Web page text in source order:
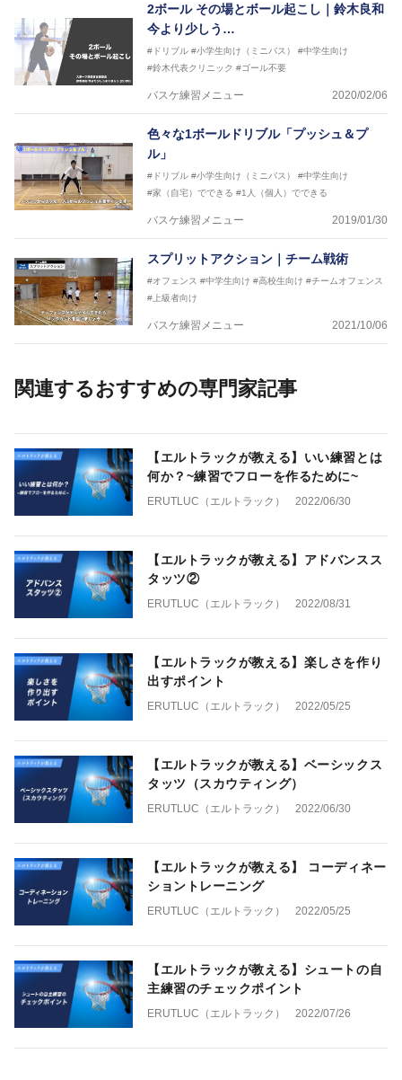
2ボール その場とボール起こし｜鈴木良和
今より少しう…
#ドリブル #小学生向け（ミニバス）
#中学生向け
#鈴木代表クリニック #ゴール不要
バスケ練習メニュー 2020/02/06
色々な1ボールドリブル「プッシュ＆プ
ル」
#ドリブル #小学生向け（ミニバス）
#中学生向け
#家（自宅）でできる #1人（個人）でできる
バスケ練習メニュー 2019/01/30
スプリットアクション｜チーム戦術
#オフェンス #中学生向け #高校生向け #チームオフェンス
#上級者向け
バスケ練習メニュー 2021/10/06
関連するおすすめの専門家記事
【エルトラックが教える】いい練習とは
何か？~練習でフローを作るために~
ERUTLUC（エルトラック） 2022/06/30
【エルトラックが教える】アドバンスス
タッツ②
ERUTLUC（エルトラック） 2022/08/31
【エルトラックが教える】楽しさを作り
出すポイント
ERUTLUC（エルトラック） 2022/05/25
【エルトラックが教える】ベーシックス
タッツ（スカウティング）
ERUTLUC（エルトラック） 2022/06/30
【エルトラックが教える】 コーディネー
ショントレーニング
ERUTLUC（エルトラック） 2022/05/25
【エルトラックが教える】シュートの自
主練習のチェックポイント
ERUTLUC（エルトラック） 2022/07/26